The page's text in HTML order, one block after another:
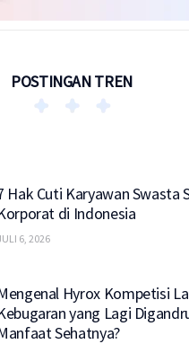
POSTINGAN TREN
Hak Cuti Karyawan Swasta
di Indonesia
6, 2026
Hyrox Kompetisi
yang Lagi
Sehatnya?